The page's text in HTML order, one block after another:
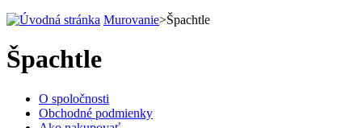
Murovanie>Špachtle
Špachtle
O spoločnosti
Obchodné podmienky